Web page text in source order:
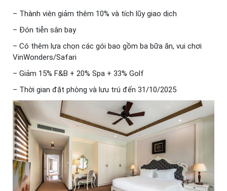
– Thành viên giảm thêm 10% và tích lũy giao dịch
– Đón tiễn sân bay
– Có thêm lựa chọn các gói bao gồm ba bữa ăn, vui chơi
VinWonders/Safari
– Giảm 15% F&B + 20% Spa + 33% Golf
– Thời gian đặt phòng và lưu trú đến 31/10/2025